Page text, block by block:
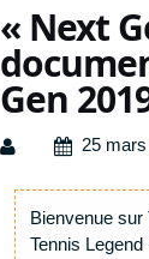
« Next
Gen
25
Bienvenue sur
Tennis